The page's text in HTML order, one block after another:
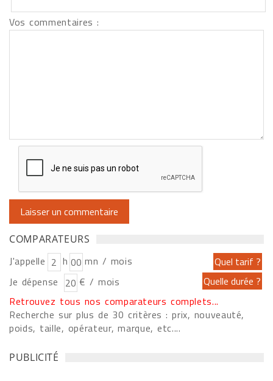
Vos commentaires :
COMPARATEURS
J'appelle h
mn / mois
Je dépense
€ / mois
Retrouvez tous nos comparateurs complets...
Recherche sur plus de 30 critères : prix, nouveauté,
poids, taille, opérateur, marque, etc....
PUBLICITÉ